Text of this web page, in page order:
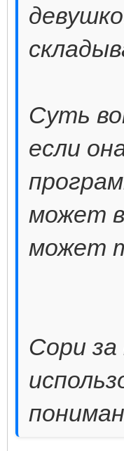
Суть
если
может
может
Сори